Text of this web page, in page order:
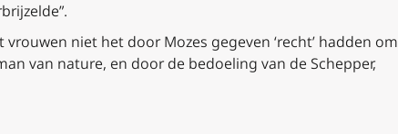
niet het door Mozes gegeven ‘recht’ hadden om
van nature, en door de bedoeling van de Schepper,